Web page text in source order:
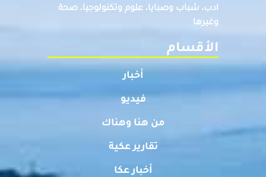
ادب، شباب وصبايا، علوم وتكنولوجيا، صحة
وغيرها
الأقسام
أخبار
فيديو
من هنا وهناك
تقارير عكية
أخبار عكا